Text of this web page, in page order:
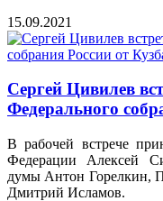
15.09.2021
Сергей Цивилев
Федерального
В рабочей встрече
Федерации Алексей
думы Антон Горелкин,
Дмитрий Исламов.